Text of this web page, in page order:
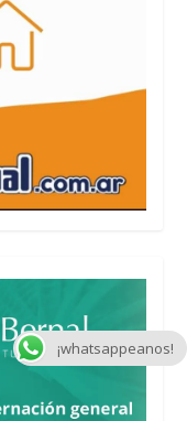
¡whatsappeanos!